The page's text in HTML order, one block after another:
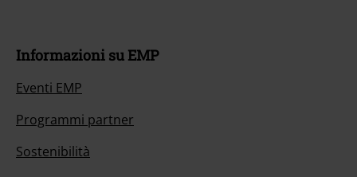
Informazioni su EMP
Eventi EMP
Programmi partner
Sostenibilità